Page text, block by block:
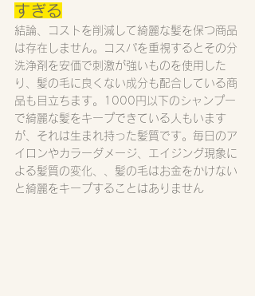
すぎる
結論、コストを削減して綺麗な髪を保つ商品
は存在しません。コスパを重視するとその分
洗浄剤を安価で刺激が強いものを使用した
り、髪の毛に良くない成分も配合している商
品も目立ちます。1000円以下のシャンプー
で綺麗な髪をキープできている人もいます
が、それは生まれ持った髪質です。毎日のア
イロンやカラーダメージ、エイジング現象に
よる髪質の変化、、髪の毛はお金をかけない
と綺麗をキープすることはありません